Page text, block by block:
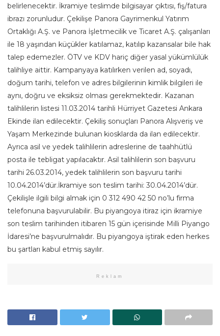
belirlenecektir. İkramiye teslimde bilgisayar çıktısı, fiş/fatura
ibrazı zorunludur. Çekilişe Panora Gayrimenkul Yatırım
Ortaklığı A.Ş. ve Panora İşletmecilik ve Ticaret A.Ş. çalışanları
ile 18 yaşından küçükler katılamaz, katılıp kazansalar bile hak
talep edemezler. ÖTV ve KDV hariç diğer yasal yükümlülük
talihliye aittir. Kampanyaya katılırken verilen ad, soyadı,
doğum tarihi, telefon ve adres bilgilerinin kimlik bilgileri ile
aynı, doğru ve eksiksiz olması gerekmektedir. Kazanan
talihlilerin listesi 11.03.2014 tarihli Hürriyet Gazetesi Ankara
Ekinde ilan edilecektir. Çekiliş sonuçları Panora Alışveriş ve
Yaşam Merkezinde bulunan kiosklarda da ilan edilecektir.
Ayrıca asil ve yedek talihlilerin adreslerine de taahhütlü
posta ile tebligat yapılacaktır. Asil talihlilerin son başvuru
tarihi 26.03.2014, yedek talihlilerin son başvuru tarihi
10.04.2014’dür.İkramiye son teslim tarihi: 30.04.2014’dür.
Çekilişle ilgili bilgi almak için 0 312 490 42 50 no’lu firma
telefonuna başvurulabilir. Bu piyangoya itiraz için ikramiye
son teslim tarihinden itibaren 15 gün içerisinde Milli Piyango
İdaresi’ne başvurulmalıdır. Bu piyangoya iştirak eden herkes
bu şartları kabul etmiş sayılır.
Reklam